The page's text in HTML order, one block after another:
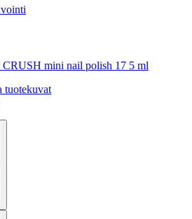
CRUSH mini nail polish 17 5 ml
tuotekuvat